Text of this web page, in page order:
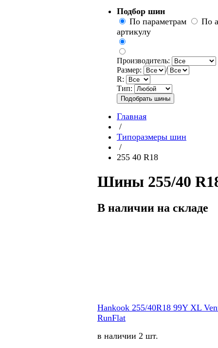
Подбор шин
По параметрам
По
артикулу
Производитель:
Размер:
/
R:
Тип:
Главная
/
Типоразмеры шин
/
255 40 R18
Шины 255/40
В наличии на складе
Hankook 255/40R18 99Y XL
RunFlat
в наличии 2 шт.